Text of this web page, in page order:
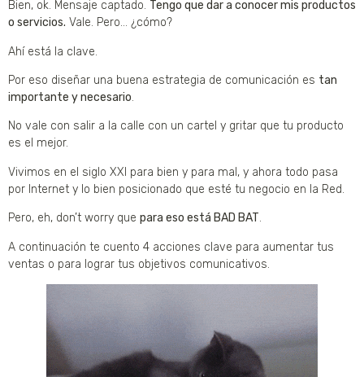
Bien, ok. Mensaje captado. Tengo que dar a conocer mis productos
o servicios. Vale. Pero… ¿cómo?
Ahí está la clave.
Por eso diseñar una buena estrategia de comunicación es tan
importante y necesario.
No vale con salir a la calle con un cartel y gritar que tu producto
es el mejor.
Vivimos en el siglo XXI para bien y para mal, y ahora todo pasa
por Internet y lo bien posicionado que esté tu negocio en la Red.
Pero, eh, don’t worry que para eso está BAD BAT.
A continuación te cuento 4 acciones clave para aumentar tus
ventas o para lograr tus objetivos comunicativos.